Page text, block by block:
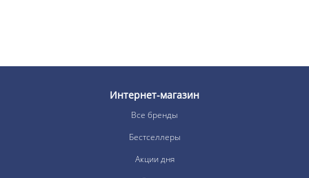
Интернет-магазин
Все бренды
Бестселлеры
Акции дня